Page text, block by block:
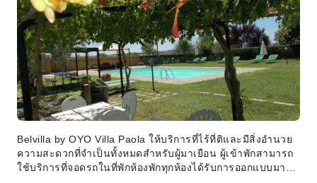
Belvilla by OYO Villa Paola ให้บริการที่ไร้ที่ติและมีสิ่งอำนวย
ความสะดวกที่จำเป็นทั้งหมดสำหรับผู้มาเยือน ผู้เข้าพักสามารถ
ใช้บริการที่จอดรถในที่พักห้องพักทุกห้องได้รับการออกแบบมา